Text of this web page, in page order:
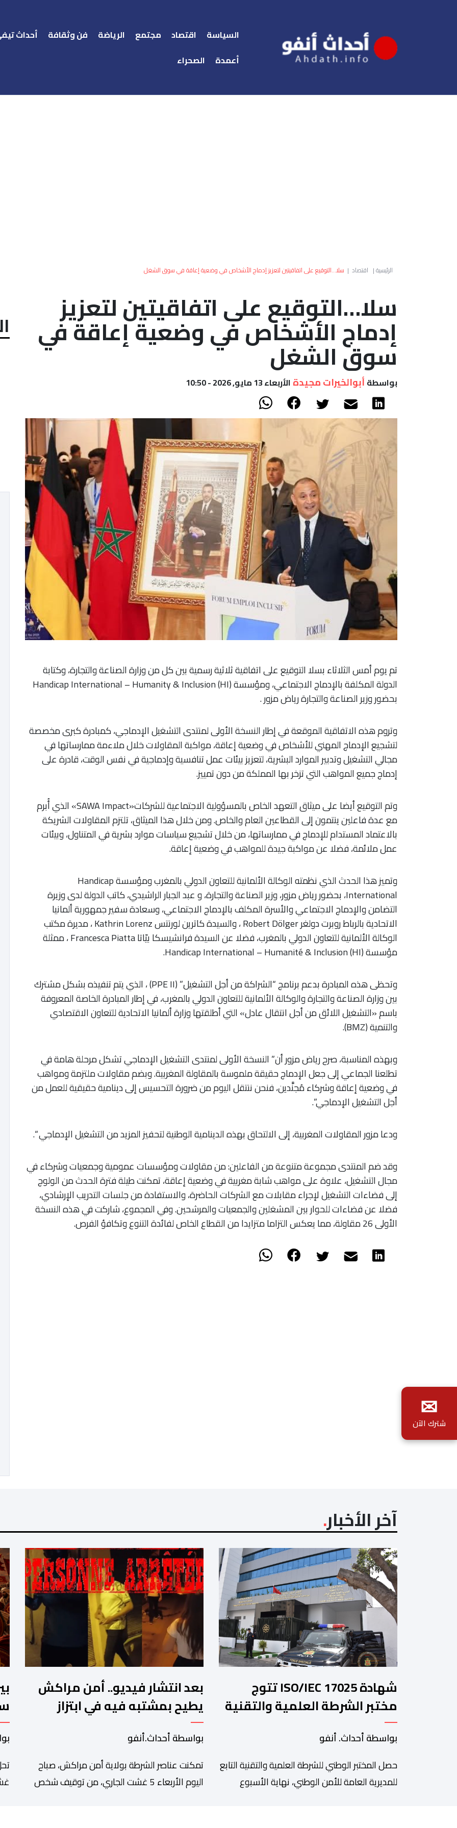
السياسة اقتصاد مجتمع الرياضة فن وثقافة أحداث
أعمدة
الصحراء
الرئيسية| اقتصاد | سلا…التوقيع على اتفاقيتين لتعزيز إدماج الأشخاص في وضعية إعاقة في سوق الشغل
سلا…التوقيع على اتفاقيتين لتعزيز
إدماج الأشخاص في وضعية إعاقة في
سوق الشغل
بواسطة أبوالخيرات مجيدة الأربعاء 13 مايو, 2026 - 10:50
تم يوم أمس الثلاثاء بسلا التوقيع على اتفاقية ثلاثية رسمية بين كل من وزارة الصناعة والتجارة، وكتابة
الدولة المكلفة بالإدماج الاجتماعي، ومؤسسة (HI) Handicap International – Humanity & Inclusion
بحضور وزير الصناعة والتجارة رياض مزور .
وتروم هذه الاتفاقية الموقعة في إطار النسخة الأولى لمنتدى التشغيل الإدماجي، كمبادرة كبرى مخصصة
لتشجيع الإدماج المهني للأشخاص في وضعية إعاقة، مواكبة المقاولات خلال ملاءمة ممارساتها في
مجالي التشغيل وتدبير الموارد البشرية، لتعزيز بيئات عمل تنافسية وإدماجية في نفس الوقت، قادرة على
إدماج جميع المواهب التي تزخر بها المملكة من دون تمييز.
وتم التوقيع أيضا على ميثاق التعهد الخاص بالمسؤولية الاجتماعية للشركات«SAWA Impact» الذي أُبرم
مع عدة فاعلين ينتمون إلى القطاعين العام والخاص. ومن خلال هذا الميثاق، تلتزم المقاولات الشريكة
بالاعتماد المستدام للإدماج في ممارساتها، من خلال تشجيع سياسات موارد بشرية في المتناول، وبيئات
عمل ملائمة، فضلا عن مواكبة جيدة للمواهب في وضعية إعاقة.
وتميز هذا الحدث الذي نظمته الوكالة الألمانية للتعاون الدولي بالمغرب ومؤسسة Handicap
International، بحضور رياض مزور، وزير الصناعة والتجارة، و عبد الجبار الراشيدي، كاتب الدولة لدى وزيرة
التضامن والإدماج الاجتماعي والأسرة المكلف بالإدماج الاجتماعي، وسعادة سفير جمهورية ألمانيا
الاتحادية بالرباط روبرت دولغر Robert Dölger ، والسيدة كاترين لورنتس Kathrin Lorenz ، مديرة مكتب
الوكالة الألمانية للتعاون الدولي بالمغرب، فضلا عن السيدة فرانشيسكا بيّاتا Francesca Piatta ، ممثلة
مؤسسة Handicap International – Humanité & Inclusion (HI).
وتحظى هذه المبادرة بدعم برنامج “الشراكة من أجل التشغيل” (PPE II) ، الذي يتم تنفيذه بشكل مشترك
بين وزارة الصناعة والتجارة والوكالة الألمانية للتعاون الدولي بالمغرب، في إطار المبادرة الخاصة المعروفة
باسم «التشغيل اللائق من أجل انتقال عادل» التي أطلقتها وزارة ألمانيا الاتحادية للتعاون الاقتصادي
والتنمية (BMZ).
وبهذه المناسبة، صرح رياض مزور أن” النسخة الأولى لمنتدى التشغيل الإدماجي تشكل مرحلة هامة في
تطلعنا الجماعي إلى جعل الإدماج حقيقة ملموسة بالمقاولة المغربية. وبضم مقاولات ملتزمة ومواهب
في وضعية إعاقة وشركاء مُجنَّدين، فنحن ننتقل اليوم من ضرورة التحسيس إلى دينامية حقيقية للعمل من
أجل التشغيل الإدماجي”.
ودعا مزور المقاولات المغربية، إلى الالتحاق بهذه الدينامية الوطنية لتحفيز المزيد من التشغيل الإدماجي “.
وقد ضم المنتدى مجموعة متنوعة من الفاعلين: من مقاولات ومؤسسات عمومية وجمعيات وشركاء في
مجال التشغيل، علاوة على مواهب شابة مغربية في وضعية إعاقة، تمكنت طيلة فترة الحدث من الولوج
إلى فضاءات التشغيل لإجراء مقابلات مع الشركات الحاضرة، والاستفادة من جلسات التدريب الإرشادي،
فضلا عن فضاءات للحوار بين المشغلين والجمعيات والمرشحين. وفي المجموع، شاركت في هذه النسخة
الأولى 26 مقاولة، مما يعكس التزاما متزايدا من القطاع الخاص لفائدة التنوع وتكافؤ الفرص.
آخر الأخبار
شهادة ISO/IEC 17025 تتوج
مختبر الشرطة العلمية والتقنية
للأمن الوطني في مختلف الخبرات
الجنائية
بواسطة أحداث. أنفو
حصل المختبر الوطني للشرطة العلمية والتقنية التابع
للمديرية العامة للأمن الوطني، نهاية الأسبوع
بعد انتشار فيديو.. أمن مراكش
يطيح بمشتبه فيه في ابتزاز
سائحين
بواسطة أحداث.أنفو
تمكنت عناصر الشرطة بولاية أمن مراكش، صباح
اليوم الأربعاء 5 غشت الجاري، من توقيف شخص
✉
شترك الآن